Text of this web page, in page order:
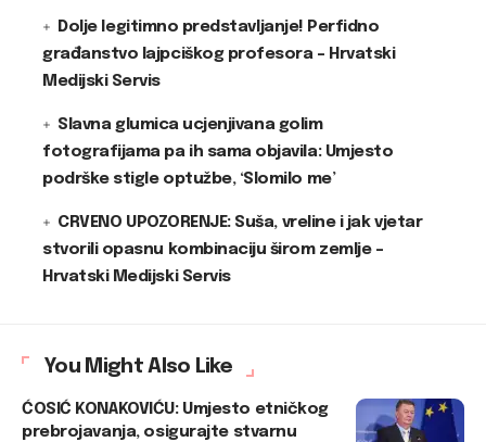
Dolje legitimno predstavljanje! Perfidno
građanstvo lajpciškog profesora – Hrvatski
Medijski Servis
Slavna glumica ucjenjivana golim
fotografijama pa ih sama objavila: Umjesto
podrške stigle optužbe, ‘Slomilo me’
CRVENO UPOZORENJE: Suša, vreline i jak vjetar
stvorili opasnu kombinaciju širom zemlje –
Hrvatski Medijski Servis
You Might Also Like
ĆOSIĆ KONAKOVIĆU: Umjesto etničkog
prebrojavanja, osigurajte stvarnu